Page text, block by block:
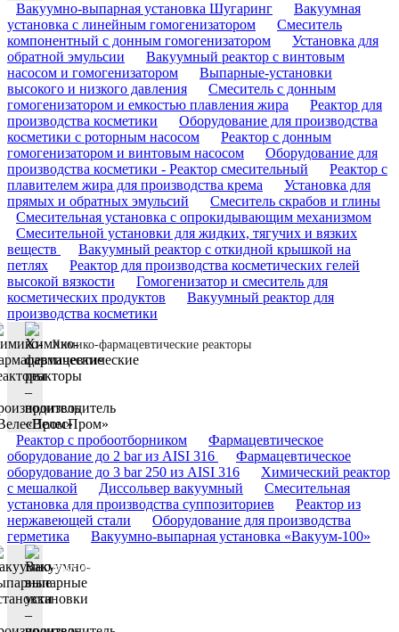
Вакуумно-выпарная установка Шугаринг
Вакуумная
установка с линейным гомогенизатором
Смеситель
компонентный с донным гомогенизатором
Установка для
обратной эмульсии
Вакуумный реактор с винтовым
насосом и гомогенизатором
Выпарные-установки
высокого и низкого давления
Смеситель с донным
гомогенизатором и емкостью плавления жира
Реактор для
производства косметики
Оборудование для производства
косметики с роторным насосом
Реактор с донным
гомогенизатором и винтовым насосом
Оборудование для
производства косметики - Реактор смесительный
Реактор с
плавителем жира для производства крема
Установка для
прямых и обратных эмульсий
Смеситель скрабов и глины
Смесительная установка с опрокидывающим механизмом
Смесительной установки для жидких, тягучих и вязких
веществ
Вакуумный реактор с откидной крышкой на
петлях
Реактор для производства косметических гелей
высокой вязкости
Гомогенизатор и смеситель для
косметических продуктов
Вакуумный реактор для
производства косметики
Химико-фармацевтические реакторы
Реактор с пробоотборником
Фармацевтическое
оборудование до 2 bar из AISI 316
Фармацевтическое
оборудование до 3 bar 250 из AISI 316
Химический реактор
с мешалкой
Диссольвер вакуумный
Смесительная
установка для производства суппозиториев
Реактор из
нержавеющей стали
Оборудование для производства
герметика
Вакуумно-выпарная установка «Вакуум-100»
Вакуумно-выпарные установки